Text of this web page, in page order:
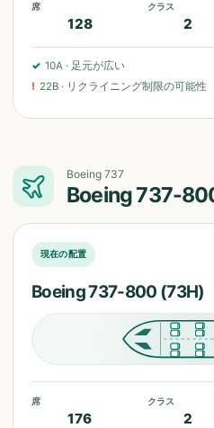
席
128
クラス
2
✓ 10A · 足元が広い
! 22B · リクライニング制限の可能性
Boeing 737
Boeing 737-
現在の配置
Boeing 737-800 (73H)
席
176
クラス
2